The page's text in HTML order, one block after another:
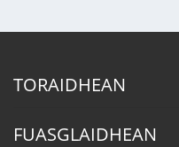
TORAIDHEAN
FUASGLAIDHEAN